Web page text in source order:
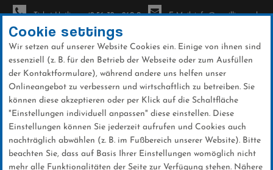
Direkt
zum
Inhalt
Ticket-Hotline: +49 56 32 - 960-0 E-Mail: info@sc-willingen.de
News
Cookie settings
Wir setzen auf unserer Website Cookies ein. Einige von ihnen sind
essenziell (z. B. für den Betrieb der Webseite oder zum Ausfüllen
der Kontaktformulare), während andere uns helfen unser
Onlineangebot zu verbessern und wirtschaftlich zu betreiben. Sie
können diese akzeptieren oder per Klick auf die Schaltfläche
"Einstellungen individuell anpassen" diese einstellen. Diese
Einstellungen können Sie jederzeit aufrufen und Cookies auch
nachträglich abwählen (z. B. im Fußbereich unserer Website). Bitte
beachten Sie, dass auf Basis Ihrer Einstellungen womöglich nicht
mehr alle Funktionalitäten der Seite zur Verfügung stehen. Nähere